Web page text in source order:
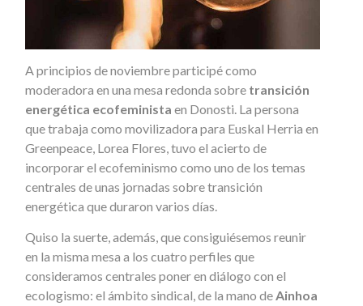
A principios de noviembre participé como
moderadora en una mesa redonda sobre transición
energética ecofeminista en Donosti. La persona
que trabaja como movilizadora para Euskal Herria en
Greenpeace, Lorea Flores, tuvo el acierto de
incorporar el ecofeminismo como uno de los temas
centrales de unas jornadas sobre transición
energética que duraron varios días.
Quiso la suerte, además, que consiguiésemos reunir
en la misma mesa a los cuatro perfiles que
consideramos centrales poner en diálogo con el
ecologismo: el ámbito sindical, de la mano deAinhoa